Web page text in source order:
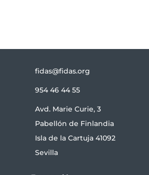
fidas@fidas.org
954 46 44 55
Avd. Marie Curie, 3
Pabellón de Finlandia
Isla de la Cartuja 41092
Sevilla